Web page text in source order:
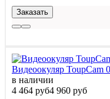
Заказать
Видеоокуляр ToupCam
в наличии
4 464 руб4 960 руб